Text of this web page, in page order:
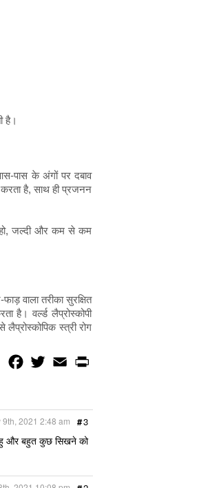
है।
पास के अंगों पर दबाव
है, साथ ही प्रजनन
जल्दी और कम से कम
वाला तरीका सुरक्षित
है। वर्ल्ड लैप्रोस्कोपी
स्त्री रोग
S
o
o
w
e
r
E
m
#3
9th, 2021 2:48 am
हु और बहुत कुछ सिखने को